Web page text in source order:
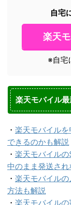
自宅
楽天
※自宅
楽天モバイル
・ 楽天モバイル
できるのかも解説
・ 楽天モバイル
中のまま発送さ
・ 楽天モバイル
方法も解説
・ 楽天モバイル